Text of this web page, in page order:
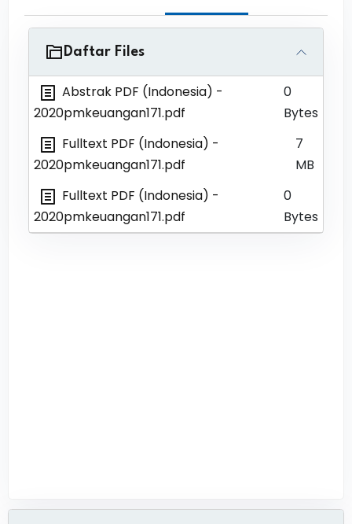
Daftar Files
Abstrak PDF (Indonesia) -
2020pmkeuangan171.pdf
0
Bytes
Fulltext PDF (Indonesia) -
2020pmkeuangan171.pdf
7
MB
Fulltext PDF (Indonesia) -
2020pmkeuangan171.pdf
0
Bytes